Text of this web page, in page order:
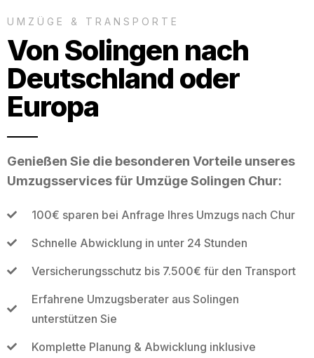
UMZÜGE & TRANSPORTE
Von Solingen nach
Deutschland oder
Europa
Genießen Sie die besonderen Vorteile unseres
Umzugsservices für Umzüge Solingen Chur:
100€ sparen bei Anfrage Ihres Umzugs nach Chur
Schnelle Abwicklung in unter 24 Stunden
Versicherungsschutz bis 7.500€ für den Transport
Erfahrene Umzugsberater aus Solingen
unterstützen Sie
Komplette Planung & Abwicklung inklusive